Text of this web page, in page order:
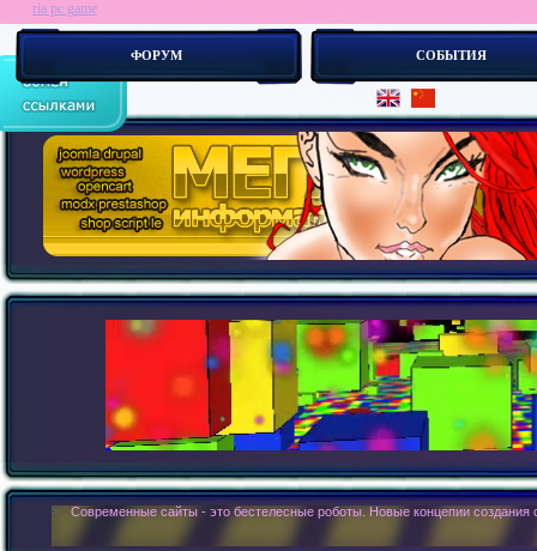
ФОРУМ СОБЫТИЯ
ria pc game
> : Современные сайты - это бестелесные роботы. Новые концепии создания